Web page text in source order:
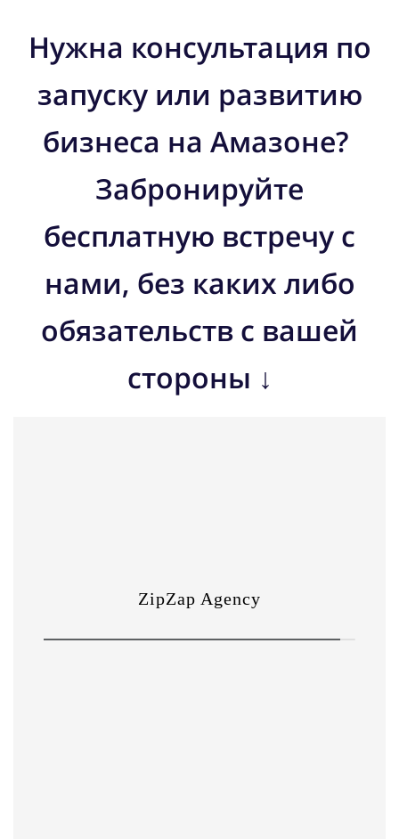
Нужна консультация по
запуску или развитию
бизнеса на Амазоне?
Забронируйте
бесплатную встречу с
нами, без каких либо
обязательств с вашей
стороны ↓